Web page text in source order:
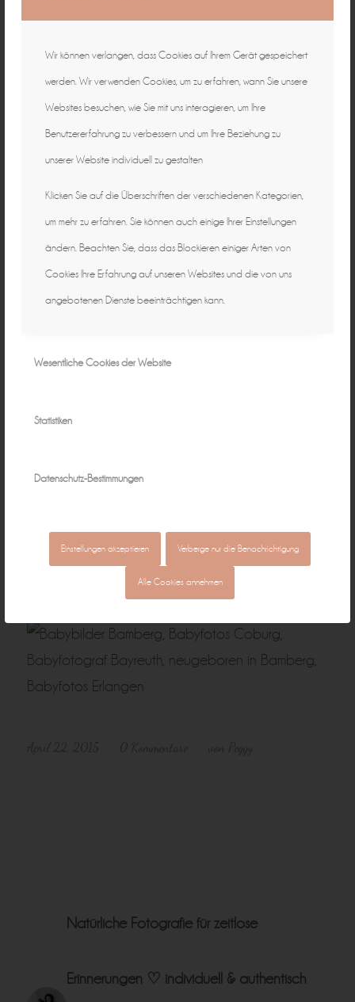
Wir können verlangen, dass Cookies auf Ihrem Gerät gespeichert
werden. Wir verwenden Cookies, um zu erfahren, wann Sie unsere
Websites besuchen, wie Sie mit uns interagieren, um Ihre
Benutzererfahrung zu verbessern und um Ihre Beziehung zu
unserer Website individuell zu gestalten
Klicken Sie auf die Überschriften der verschiedenen Kategorien,
um mehr zu erfahren. Sie können auch einige Ihrer Einstellungen
ändern. Beachten Sie, dass das Blockieren einiger Arten von
Cookies Ihre Erfahrung auf unseren Websites und die von uns
angebotenen Dienste beeinträchtigen kann.
Wesentliche Cookies der Website
Statistiken
Datenschutz-Bestimmungen
Einstellungen akzeptieren Verberge nur die Benachrichtigung
Alle Cookies annehmen
Natürliche Fotografie für zeitlose
Erinnerungen ♡ individuell & authentisch